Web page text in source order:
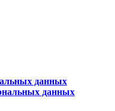
данных
данных